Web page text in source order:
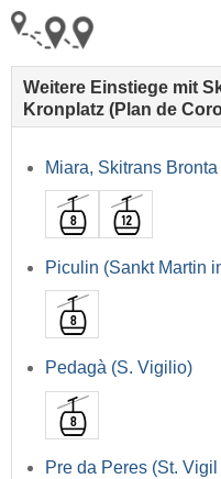
Weitere Einstiege mit
Kronplatz (Plan de
Miara, Skitrans
Piculin (Sankt Martin
Pedagà (S. Vigilio)
Pre da Peres (St.